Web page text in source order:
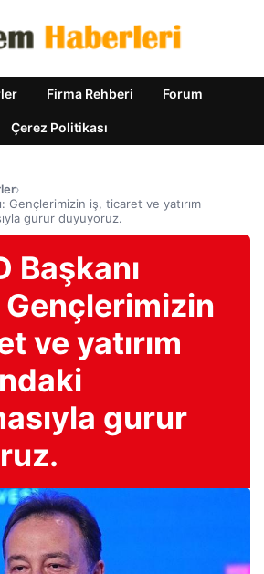
Firma Rehberi Forum
Çerez Politikası
›
Gençlerimizin iş, ticaret ve yatırım
gurur duyuyoruz.
Başkanı
Gençlerimizin
ve yatırım
gurur